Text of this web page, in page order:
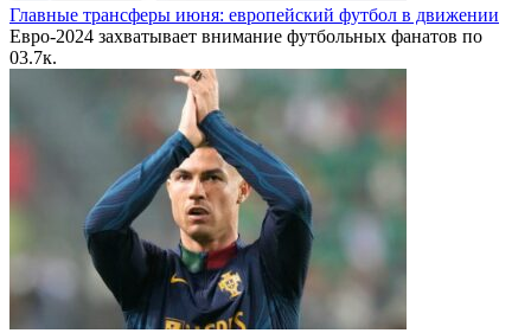
Главные трансферы июня: европейский футбол в движении
Евро-2024 захватывает внимание футбольных фанатов по
03.7к.